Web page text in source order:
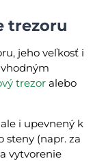
trezoru
jeho veľkosť i
trezor alebo
i upevnený k
steny (napr. za
vytvorenie